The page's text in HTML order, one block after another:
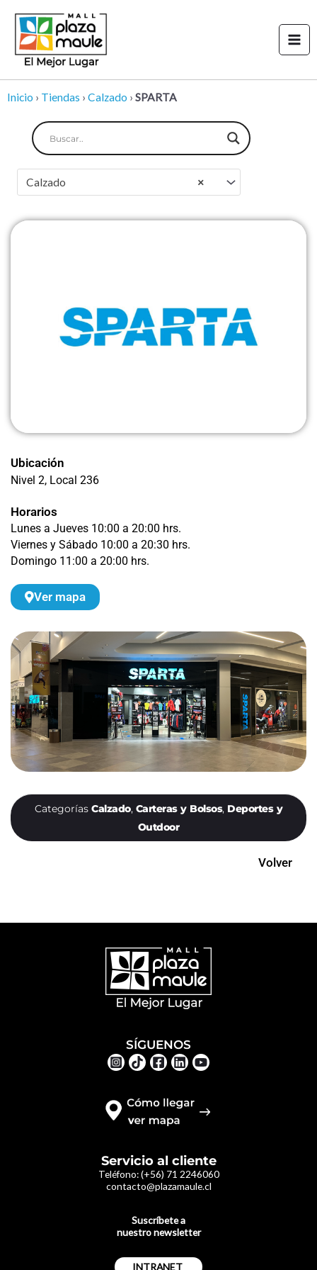
contenido
Inicio › Tiendas › Calzado › SPARTA
×
Calzado
Ubicación
Nivel 2, Local 236
Horarios
Lunes a Jueves 10:00 a 20:00 hrs.
Viernes y Sábado 10:00 a 20:30 hrs.
Domingo 11:00 a 20:00 hrs.
Ver mapa
Categorías Calzado, Carteras y Bolsos, Deportes y
Outdoor
Volver
Servicio al cliente
Teléfono:(+56) 71 2246060
contacto@plazamaule.cl
SÍGUENOS
Suscríbete a
nuestro newsletter
INTRANET